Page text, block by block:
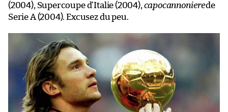
(2004), Supercoupe d’Italie (2004), capocannonierede
Serie A (2004). Excusez du peu.